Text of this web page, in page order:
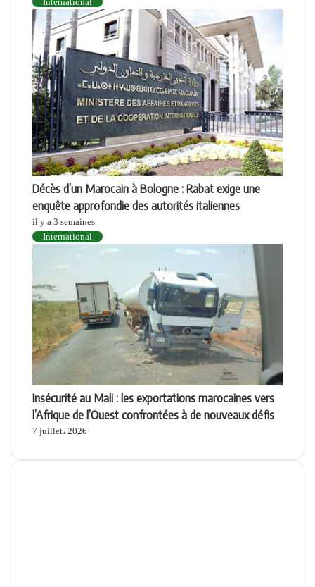
Décès d’un Marocain à Bologne : Rabat exige une
enquête approfondie des autorités italiennes
il y a 3 semaines
International
Insécurité au Mali : les exportations marocaines vers
l’Afrique de l’Ouest confrontées à de nouveaux défis
7 juillet، 2026